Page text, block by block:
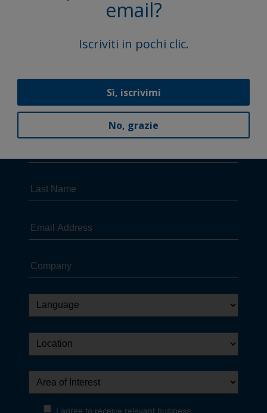
email?
Iscriviti in pochi clic.
Sì, iscrivimi
No, grazie